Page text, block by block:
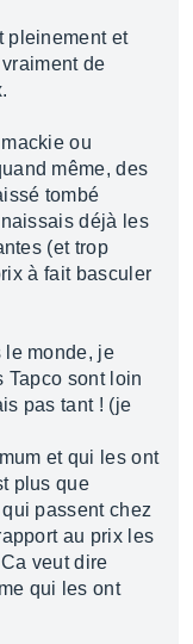
pleinement et
de
ou
même, des
tombé
déjà les
(et trop
à fait basculer
le monde, je
Tapco sont loin
pas tant ! (je
et qui les ont
plus que
passent chez
au prix les
veut dire
qui les ont